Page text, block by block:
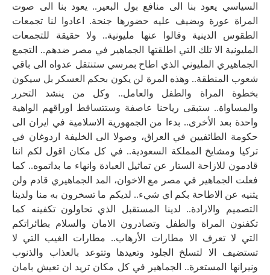
السياسي يعود بنا الى منافع بول البعير.. يعود بنا الى صوت
المراة عورة ويضيف عليه حضورها جنحة. اعادوا لنا تجمعات
الطقوس الدينية وقالوا عنها مليونية.. ولا حقيقة للتجمعات
المليونية الا تلك التي اطلقتها الجماهير في مصر ضدهم.. التجمع
الجماهيري المليوني الذي اطاح بمرسي ستنتقل عدواه الى باقي
شعوب المنطقة.. وهذه المرة لن يكون بحكم العسكر بل سيكون
بخطوة المراة والطفل والعامل.. وكل من ينشد التحرر
والمساواة.. ستبقى رياحنا عاصفة وستتساقط اوراقهم الواهية
واحدة بعد الأخرى.. بدءا من الجمهورية الاسلامية في ايران الى
حكومة الطائفيين في العراق، وصولا الى الخليفة اردوغان في
تركيا ومشايخ المملكة السعودية.. في كل مكان اقول لكم اننا
قادمون للازاحة الستار عن تماثيل العبادة وانهاء ما بداتموه.. كما
فعلت الجماهير في مصر مع الاخوان، المد الجماهيري قادم ولن
يثنيه عن الاطاحة بكم اي شيء.. لديكم ما تسخرون به منا ولدينا
التصميم والارادة.. لدينا المستقبل الذي تحاولون تكفينه كما
تكفنون المراة والطفل وتصادرون الامان والسلام بطائراتكم
التي لا تعرف الا مطارات الأرهاب.. مطارات الغيب التي لا
تستضيف الا لتسلخ الجلود وتعيدها وتتوعد بالعذاب والذنوب
ونيرانها المستعرة.. الجماهير في كل مكان تريد ان تعيش بامان